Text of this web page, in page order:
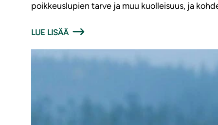
poikkeuslupien tarve ja muu kuolleisuus, ja
LUE LISÄÄ